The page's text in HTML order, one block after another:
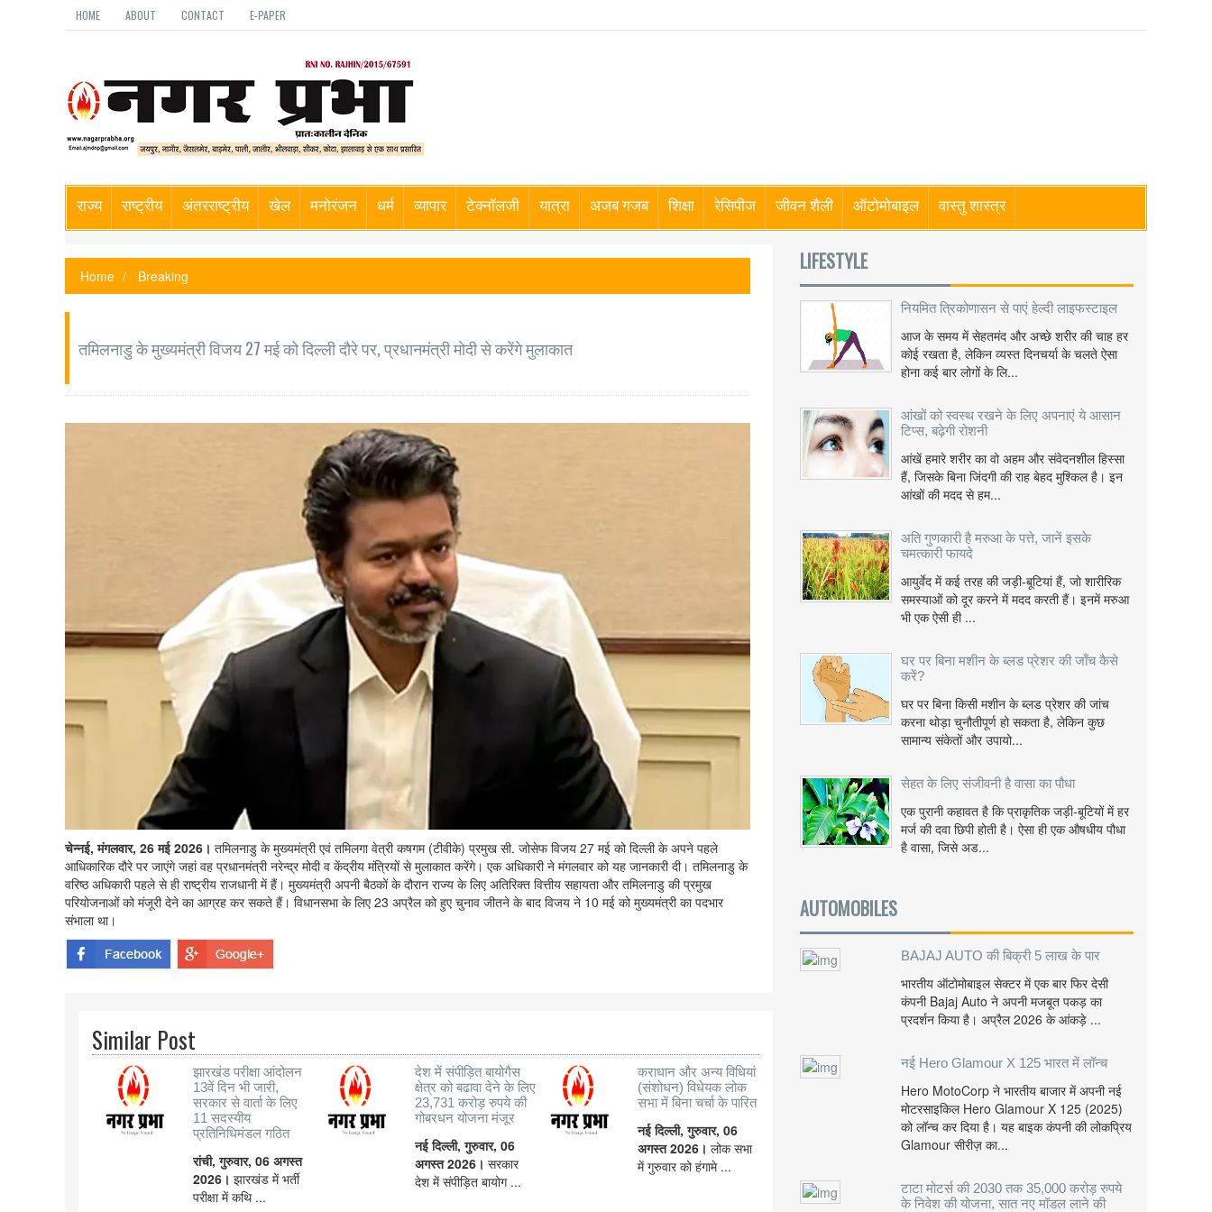
HOME ABOUT CONTACT E-PAPER
राज्य राष्ट्रीय अंतरराष्ट्रीय खेल मनोरंजन धर्म व्यापार टेक्नॉलजी यात्रा अजब गजब शिक्षा रेसिपीज जीवन शैली ऑटोमोबाइल वास्तु शास्त्र
Home Breaking
तमिलनाडु के मुख्यमंत्री विजय 27 मई को दिल्ली दौरे पर, प्रधानमंत्री मोदी से करेंगे मुलाकात
चेन्नई, मंगलवार, 26 मई 2026। तमिलनाडु के मुख्यमंत्री एवं तमिलगा वेत्री कषगम (टीवीके) प्रमुख सी. जोसेफ विजय 27 मई को दिल्ली के अपने पहले
आधिकारिक दौरे पर जाएंगे जहां वह प्रधानमंत्री नरेन्द्र मोदी व केंद्रीय मंत्रियों से मुलाकात करेंगे। एक अधिकारी ने मंगलवार को यह जानकारी दी। तमिलनाडु के
वरिष्ठ अधिकारी पहले से ही राष्ट्रीय राजधानी में हैं। मुख्यमंत्री अपनी बैठकों के दौरान राज्य के लिए अतिरिक्त वित्तीय सहायता और तमिलनाडु की प्रमुख
परियोजनाओं को मंजूरी देने का आग्रह कर सकते हैं। विधानसभा के लिए 23 अप्रैल को हुए चुनाव जीतने के बाद विजय ने 10 मई को मुख्यमंत्री का पदभार
संभाला था।
Similar Post
झारखंड परीक्षा आंदोलन
13वें दिन भी जारी,
सरकार से वार्ता के लिए
11 सदस्यीय
प्रतिनिधिमंडल गठित
रांची, गुरुवार, 06 अगस्त
2026। झारखंड में भर्ती
परीक्षा में कथि ...
देश में संपीड़ित बायोगैस
क्षेत्र को बढावा देने के लिए
23,731 करोड़ रुपये की
गोबरधन योजना मंजूर
नई दिल्ली, गुरुवार, 06
अगस्त 2026।सरकार
देश में संपीड़ित बायोग ...
कराधान और अन्य विधियां
(संशोधन) विधेयक लोक
सभा में बिना चर्चा के पारित
नई दिल्ली, गुरुवार, 06
अगस्त 2026। लोक सभा
में गुरुवार को हंगामे ...
LIFESTYLE
नियमित त्रिकोणासन से पाएं हेल्दी लाइफस्टाइल
आज के समय में सेहतमंद और अच्छे शरीर की चाह हर
कोई रखता है, लेकिन व्यस्त दिनचर्या के चलते ऐसा
होना कई बार लोगों के लि...
आंखों को स्वस्थ रखने के लिए अपनाएं ये आसान
टिप्स, बढ़ेगी रोशनी
आंखें हमारे शरीर का वो अहम और संवेदनशील हिस्सा
हैं, जिसके बिना जिंदगी की राह बेहद मुश्किल है। इन
आंखों की मदद से हम...
अति गुणकारी है मरुआ के पत्ते, जानें इसके
चमत्कारी फायदे
आयुर्वेद में कई तरह की जड़ी-बूटियां हैं, जो शारीरिक
समस्याओं को दूर करने में मदद करती हैं। इनमें मरुआ
भी एक ऐसी ही ...
घर पर बिना मशीन के ब्लड प्रेशर की जाँच कैसे
करें?
घर पर बिना किसी मशीन के ब्लड प्रेशर की जांच
करना थोड़ा चुनौतीपूर्ण हो सकता है, लेकिन कुछ
सामान्य संकेतों और उपायो...
सेहत के लिए संजीवनी है वासा का पौधा
एक पुरानी कहावत है कि प्राकृतिक जड़ी-बूटियों में हर
मर्ज की दवा छिपी होती है। ऐसा ही एक औषधीय पौधा
है वासा, जिसे अड...
AUTOMOBILES
BAJAJ AUTO की बिक्री 5 लाख के पार
भारतीय ऑटोमोबाइल सेक्टर में एक बार फिर देसी
कंपनी Bajaj Auto ने अपनी मजबूत पकड़ का
प्रदर्शन किया है। अप्रैल 2026 के आंकड़े ...
नई Hero Glamour X 125 भारत में लॉन्च
Hero MotoCorp ने भारतीय बाजार में अपनी नई
मोटरसाइकिल Hero Glamour X 125 (2025)
को लॉन्च कर दिया है। यह बाइक कंपनी की लोकप्रिय
Glamour सीरीज़ का...
टाटा मोटर्स की 2030 तक 35,000 करोड़ रुपये
के निवेश की योजना, सात नए मॉडल लाने की